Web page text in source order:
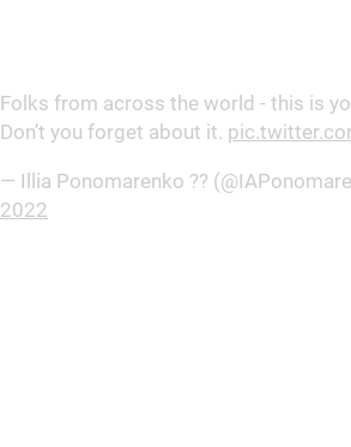
Folks from across the world - this is
Don’t you forget about it.
— Illia Ponomarenko ??
2022